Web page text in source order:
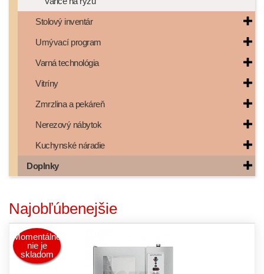
Stolový inventár
Umývací program
Varná technológia
Vitríny
Zmrzlina a pekáreň
Nerezový nábytok
Kuchynské náradie
Doplnky
Najobľúbenejšie
Momentálne
nie je
skladom